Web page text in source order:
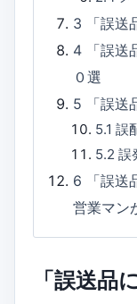
3
「誤
4
「誤
０選
5
「誤
5.1 誤
5.2 誤
6
「誤
営業マン
「誤送品